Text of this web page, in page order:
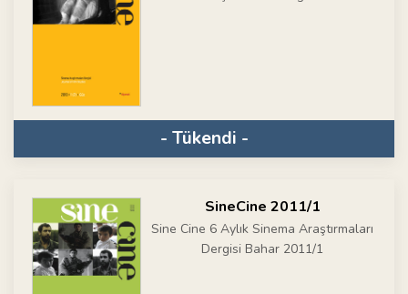
- Tükendi -
SineCine 2011/1
Sine Cine 6 Aylık Sinema Araştırmaları
Dergisi Bahar 2011/1